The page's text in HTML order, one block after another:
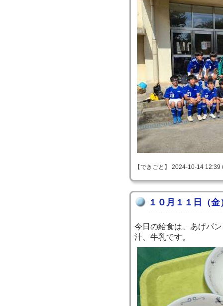
【できごと】 2024-10-14
１０月１１日（金
今日の給食は、あげパ
汁、牛乳です。